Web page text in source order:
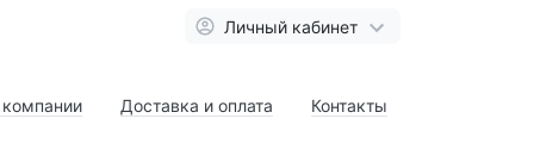
Личный кабинет
Доставка и оплата Контакты